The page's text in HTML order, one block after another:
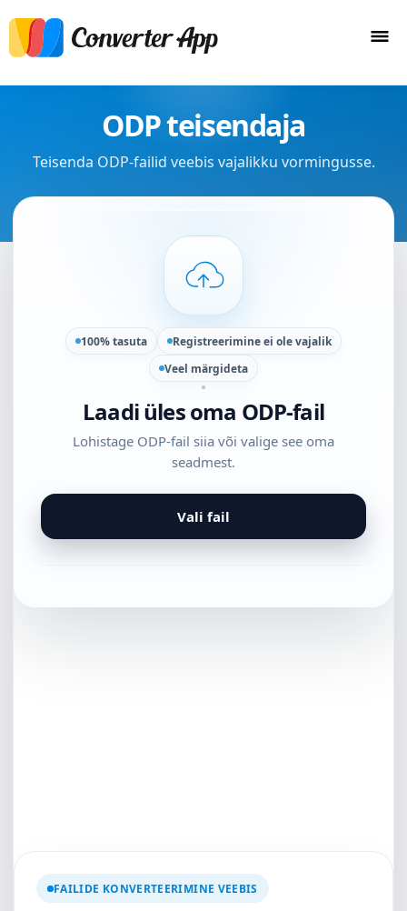
ODP teisendaja
Teisenda ODP-failid veebis vajalikku vormingusse.
100% tasuta
Registreerimine ei ole vajalik
Veel märgideta
Laadi üles oma ODP-fail
Lohistage ODP-fail siia või valige see oma
seadmest.
Vali fail
FAILIDE KONVERTEERIMINE VEEBIS